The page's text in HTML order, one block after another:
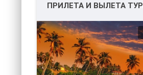
ПРИЛЕТА И ВЫЛЕТА